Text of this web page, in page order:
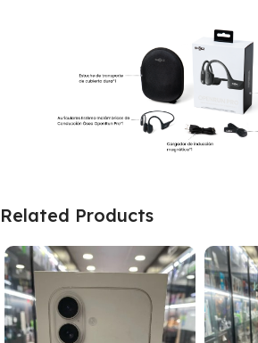
Related Products